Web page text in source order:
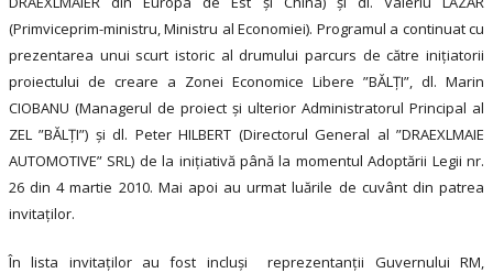
(Primviceprim-ministru, Ministru al Economiei). Programul a continuat cu
prezentarea unui scurt istoric al drumului parcurs de către inițiatorii
proiectului de creare a Zonei Economice Libere ”BĂLȚI”, dl. Marin
CIOBANU (Managerul de proiect și ulterior Administratorul Principal al
ZEL ”BĂLȚI”) și dl. Peter HILBERT (Directorul General al ”DRAEXLMAIE
AUTOMOTIVE” SRL) de la inițiativă până la momentul Adoptării Legii nr.
26 din 4 martie 2010. Mai apoi au urmat luările de cuvânt din patrea
invitaților.
În lista invitaților au fost incluși reprezentanții Guvernului RM,